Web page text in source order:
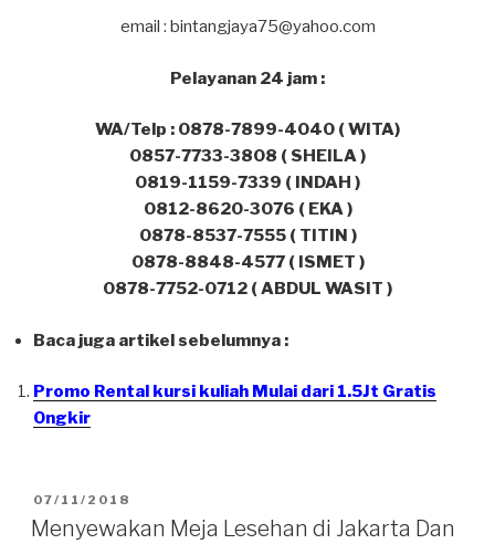
email : bintangjaya75@yahoo.com
Pelayanan 24 jam :
WA/Telp : 0878-7899-4040 ( WITA)
0857-7733-3808 ( SHEILA )
0819-1159-7339 ( INDAH )
0812-8620-3076 ( EKA )
0878-8537-7555 ( TITIN )
0878-8848-4577 ( ISMET )
0878-7752-0712 ( ABDUL WASIT )
Baca juga artikel sebelumnya :
Promo Rental kursi kuliah Mulai dari 1.5Jt Gratis
Ongkir
DIPOSKAN
PADA
07/11/2018
Menyewakan Meja Lesehan di Jakarta Dan